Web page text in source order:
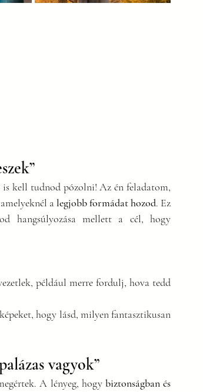
is kell tudnod pózolni! Az én feladatom,
a legjobb formádat hozod. Ez
hangsúlyozása mellett a cél, hogy
például merre fordulj, hova tedd
hogy lásd, milyen fantasztikusan
vagyok”
A lényeg, hogy biztonságban és